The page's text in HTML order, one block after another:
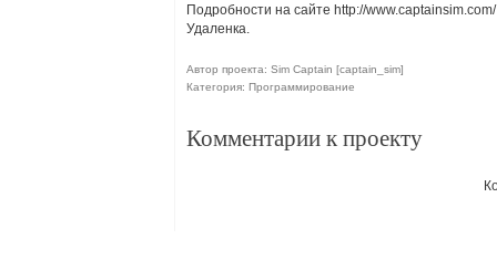
Подробности на сайте http://www.captainsim.com/
Удаленка.
Автор проекта: Sim Captain [captain_sim]
Категория: Программирование
Комментарии к проекту